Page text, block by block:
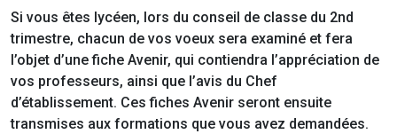
Si vous êtes lycéen, lors du conseil de classe du 2nd
trimestre, chacun de vos voeux sera examiné et fera
l’objet d’une fiche Avenir, qui contiendra l’appréciation de
vos professeurs, ainsi que l’avis du Chef
d’établissement. Ces fiches Avenir seront ensuite
transmises aux formations que vous avez demandées.